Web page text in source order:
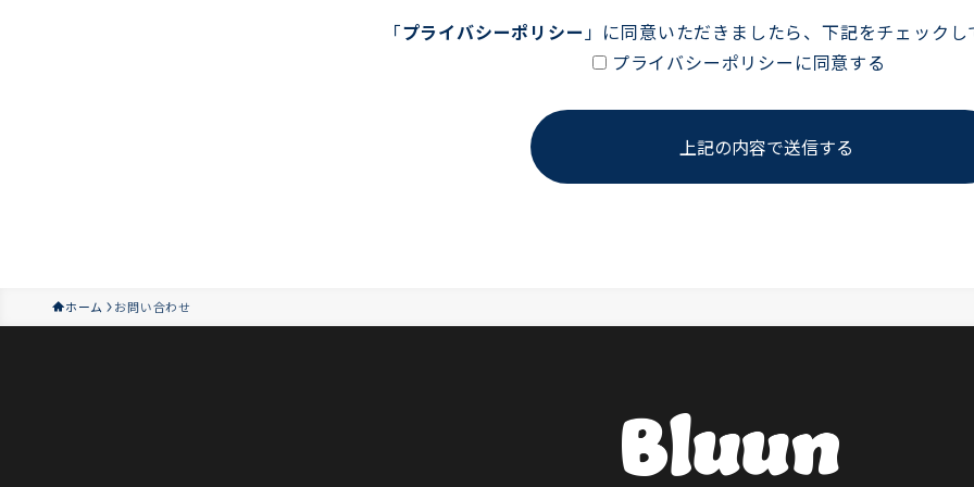
「プライバシーポリシー」に同意いただきましたら、下記をチェックし
プライバシーポリシーに同意する
ホーム お問い合わせ